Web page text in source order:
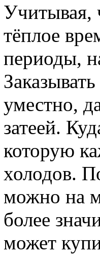
Учитывая,
тёплое
периоды,
уместно,
затеей.
которую
холодов.
можно на
более
может